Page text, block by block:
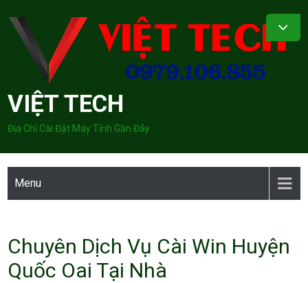
content
VIỆT TECH
Địa Chỉ Cài Đặt Máy Tính Gần Đây
Menu
Chuyên Dịch Vụ Cài Win Huyện
Quốc Oai Tại Nhà